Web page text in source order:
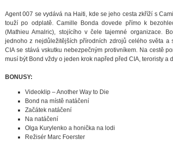
Agent 007 se vydává na Haiti, kde se jeho cesta zkříží s
touží po odplatě. Camille Bonda dovede přímo k
(Mathieu Amalric), stojícího v čele tajemné organizace.
jednoho z nejdůležitějších přírodních zdrojů celého světa
CIA se stává vskutku nebezpečným protivníkem. Na cestě
musí být Bond vždy o jeden krok napřed před CIA, teroristy a
BONUSY:
Videoklip – Another Way to Die
Bond na místě natáčení
Začátek natáčení
Na natáčení
Olga Kurylenko a honička na lodi
Režisér Marc Foerster